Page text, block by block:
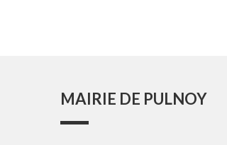
MAIRIE DE PULNOY